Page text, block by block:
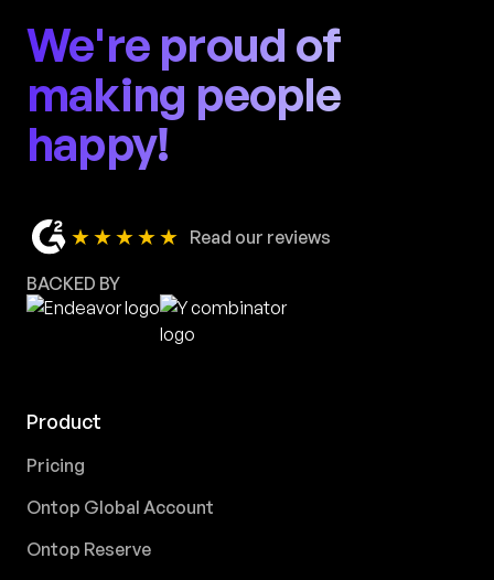
We're proud of
making people
happy!
★★★★★ Read our reviews
BACKED BY
Product
Pricing
Ontop Global Account
Ontop Reserve